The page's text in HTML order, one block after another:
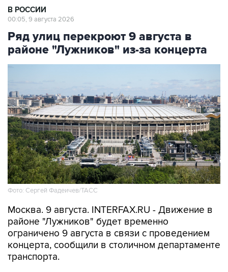
В РОССИИ
00:05, 9 августа 2026
Ряд улиц перекроют 9 августа в
районе "Лужников" из-за концерта
Фото: Сергей Фадеичев/ТАСС
Москва. 9 августа. INTERFAX.RU - Движение в
районе "Лужников" будет временно
ограничено 9 августа в связи с проведением
концерта, сообщили в столичном департаменте
транспорта.